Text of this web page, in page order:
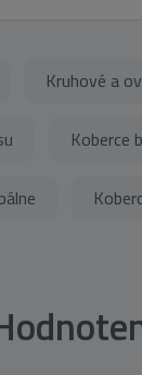
Kruhové a
Koberce